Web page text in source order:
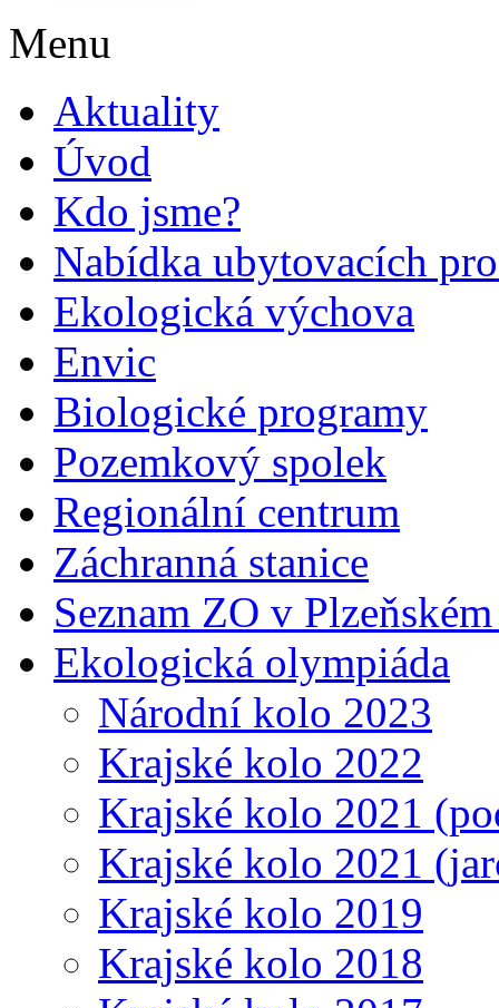
Menu
Aktuality
Úvod
Kdo jsme?
Nabídka ubytovacích
Ekologická výchova
Envic
Biologické programy
Pozemkový spolek
Regionální centrum
Záchranná stanice
Seznam ZO v
Ekologická olympiáda
Národní kolo 2023
Krajské kolo 2022
Krajské kolo 2021
Krajské kolo 2021
Krajské kolo 2019
Krajské kolo 2018